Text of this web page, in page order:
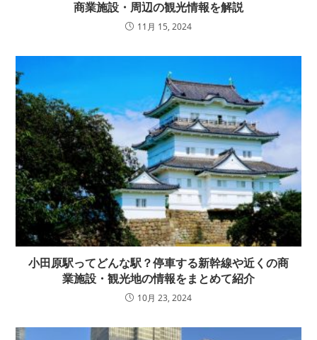
商業施設・周辺の観光情報を解説
11月 15, 2024
小田原駅ってどんな駅？停車する新幹線や近くの商
業施設・観光地の情報をまとめて紹介
10月 23, 2024